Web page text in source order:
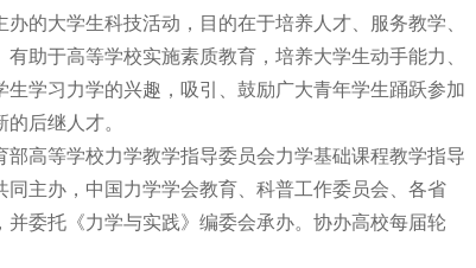
的大学生科技活动，目的在于培养人才、服务教学、
助于高等学校实施素质教育，培养大学生动手能力、
学习力学的兴趣，吸引、鼓励广大青年学生踊跃参加
后继人才。
高等学校力学教学指导委员会力学基础课程教学指导
主办，中国力学学会教育、科普工作委员会、各省
并委托《力学与实践》编委会承办。协办高校每届轮